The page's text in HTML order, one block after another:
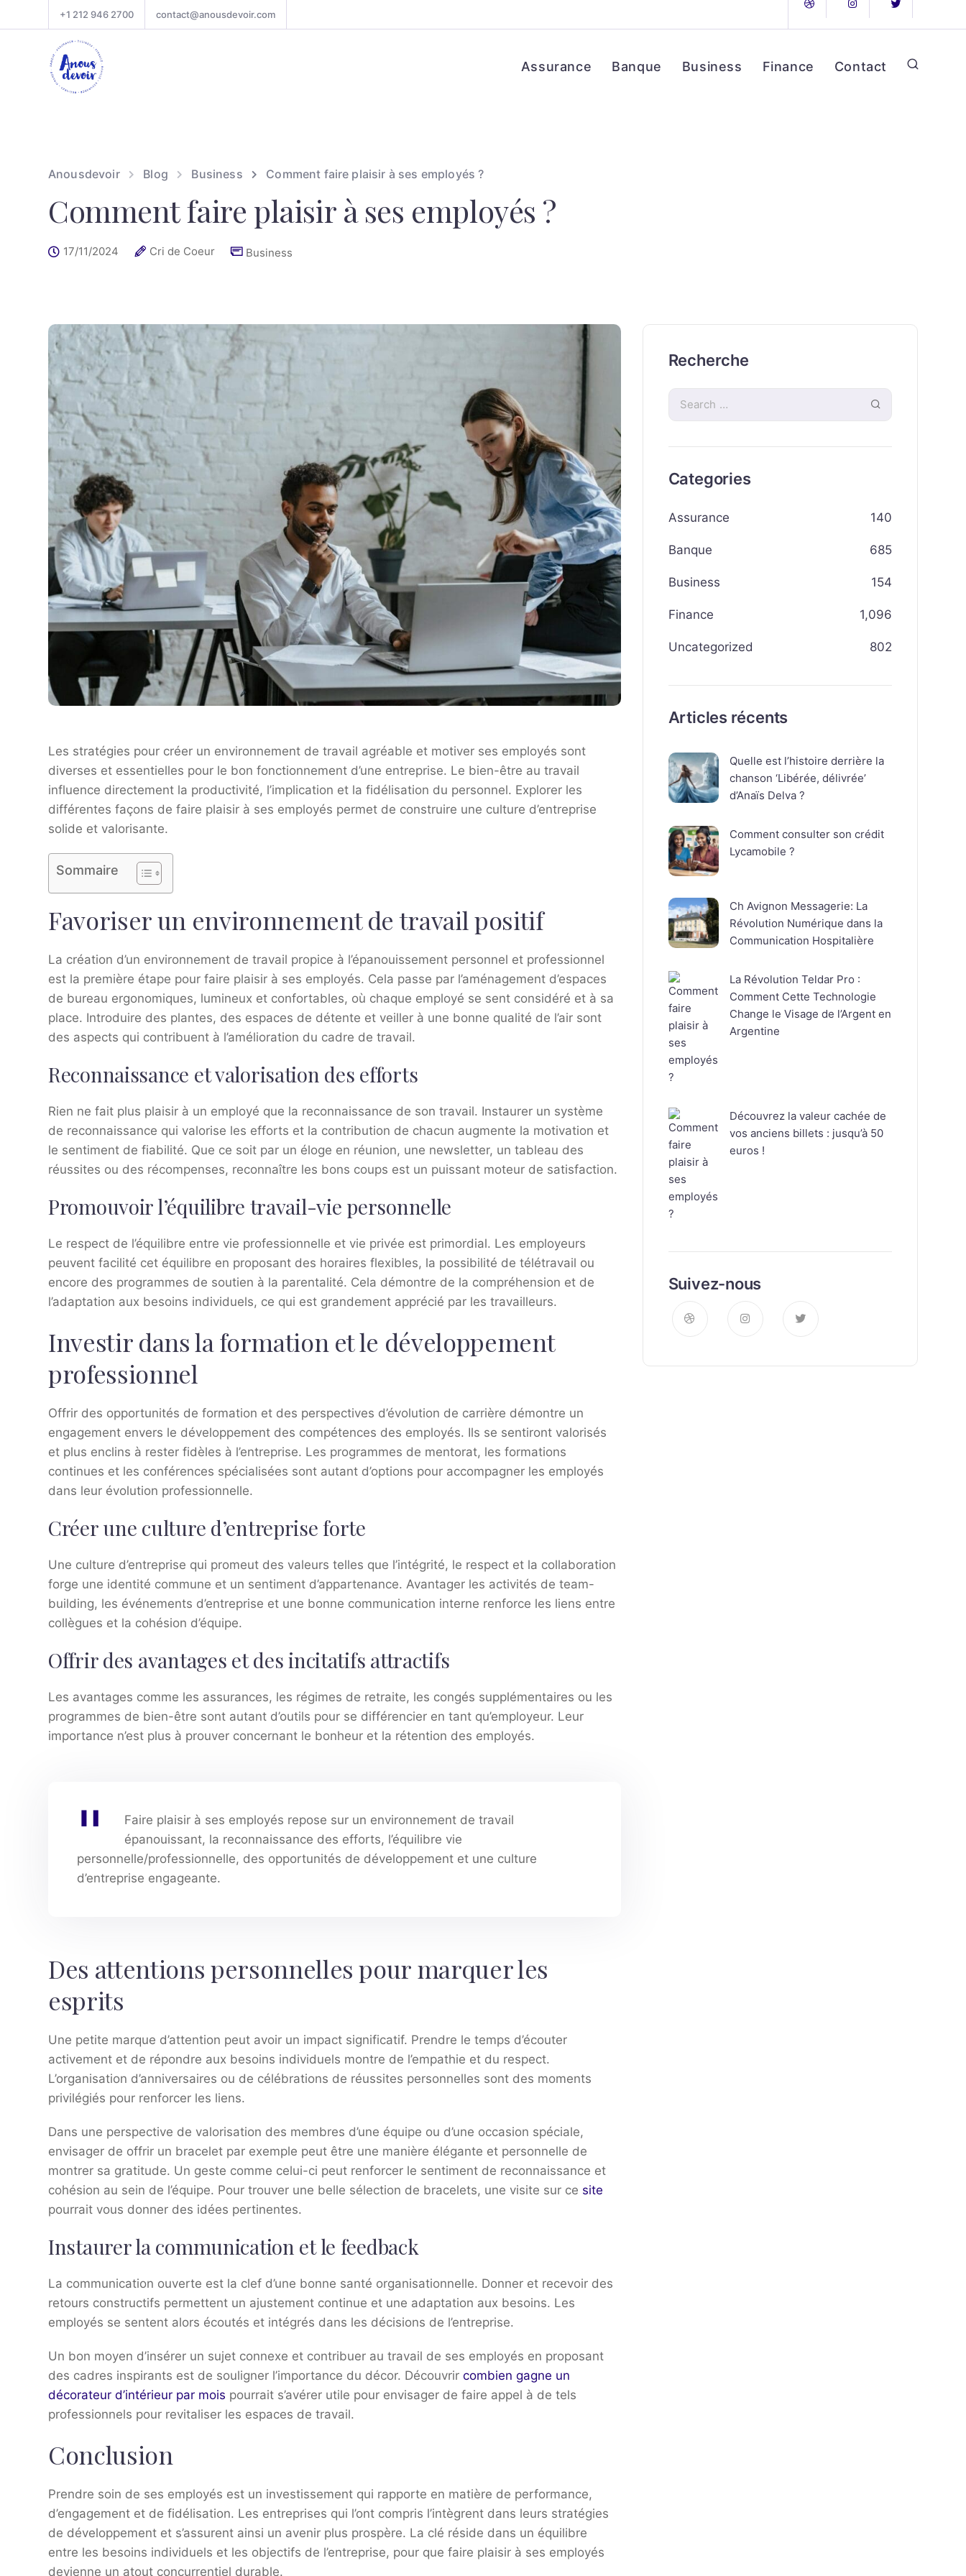
+1 212 946 2700 contact@anousdevoir.com
Assurance Banque Business Finance Contact
Anousdevoir Blog Business Comment faire plaisir à ses employés ?
Comment faire plaisir à ses employés ?
17/11/2024 Cri de Coeur Business
Les stratégies pour créer un environnement de travail agréable et motiver ses employés sont
diverses et essentielles pour le bon fonctionnement d’une entreprise. Le bien-être au travail
influence directement la productivité, l’implication et la fidélisation du personnel. Explorer les
différentes façons de faire plaisir à ses employés permet de construire une culture d’entreprise
solide et valorisante.
Sommaire
Favoriser un environnement de travail positif
La création d’un environnement de travail propice à l’épanouissement personnel et professionnel
est la première étape pour faire plaisir à ses employés. Cela passe par l’aménagement d’espaces
de bureau ergonomiques, lumineux et confortables, où chaque employé se sent considéré et à sa
place. Introduire des plantes, des espaces de détente et veiller à une bonne qualité de l’air sont
des aspects qui contribuent à l’amélioration du cadre de travail.
Reconnaissance et valorisation des efforts
Rien ne fait plus plaisir à un employé que la reconnaissance de son travail. Instaurer un système
de reconnaissance qui valorise les efforts et la contribution de chacun augmente la motivation et
le sentiment de fiabilité. Que ce soit par un éloge en réunion, une newsletter, un tableau des
réussites ou des récompenses, reconnaître les bons coups est un puissant moteur de satisfaction.
Promouvoir l’équilibre travail-vie personnelle
Le respect de l’équilibre entre vie professionnelle et vie privée est primordial. Les employeurs
peuvent facilité cet équilibre en proposant des horaires flexibles, la possibilité de télétravail ou
encore des programmes de soutien à la parentalité. Cela démontre de la compréhension et de
l’adaptation aux besoins individuels, ce qui est grandement apprécié par les travailleurs.
Investir dans la formation et le développement
professionnel
Offrir des opportunités de formation et des perspectives d’évolution de carrière démontre un
engagement envers le développement des compétences des employés. Ils se sentiront valorisés
et plus enclins à rester fidèles à l’entreprise. Les programmes de mentorat, les formations
continues et les conférences spécialisées sont autant d’options pour accompagner les employés
dans leur évolution professionnelle.
Créer une culture d’entreprise forte
Une culture d’entreprise qui promeut des valeurs telles que l’intégrité, le respect et la collaboration
forge une identité commune et un sentiment d’appartenance. Avantager les activités de team-
building, les événements d’entreprise et une bonne communication interne renforce les liens entre
collègues et la cohésion d’équipe.
Offrir des avantages et des incitatifs attractifs
Les avantages comme les assurances, les régimes de retraite, les congés supplémentaires ou les
programmes de bien-être sont autant d’outils pour se différencier en tant qu’employeur. Leur
importance n’est plus à prouver concernant le bonheur et la rétention des employés.
Faire plaisir à ses employés repose sur un environnement de travail
épanouissant, la reconnaissance des efforts, l’équilibre vie
personnelle/professionnelle, des opportunités de développement et une culture
d’entreprise engageante.
Des attentions personnelles pour marquer les
esprits
Une petite marque d’attention peut avoir un impact significatif. Prendre le temps d’écouter
activement et de répondre aux besoins individuels montre de l’empathie et du respect.
L’organisation d’anniversaires ou de célébrations de réussites personnelles sont des moments
privilégiés pour renforcer les liens.
Dans une perspective de valorisation des membres d’une équipe ou d’une occasion spéciale,
envisager de offrir un bracelet par exemple peut être une manière élégante et personnelle de
montrer sa gratitude. Un geste comme celui-ci peut renforcer le sentiment de reconnaissance et
cohésion au sein de l’équipe. Pour trouver une belle sélection de bracelets, une visite sur ce site
pourrait vous donner des idées pertinentes.
Instaurer la communication et le feedback
La communication ouverte est la clef d’une bonne santé organisationnelle. Donner et recevoir des
retours constructifs permettent un ajustement continue et une adaptation aux besoins. Les
employés se sentent alors écoutés et intégrés dans les décisions de l’entreprise.
Un bon moyen d’insérer un sujet connexe et contribuer au travail de ses employés en proposant
des cadres inspirants est de souligner l’importance du décor. Découvrir combien gagne un
décorateur d’intérieur par mois pourrait s’avérer utile pour envisager de faire appel à de tels
professionnels pour revitaliser les espaces de travail.
Conclusion
Prendre soin de ses employés est un investissement qui rapporte en matière de performance,
d’engagement et de fidélisation. Les entreprises qui l’ont compris l’intègrent dans leurs stratégies
de développement et s’assurent ainsi un avenir plus prospère. La clé réside dans un équilibre
entre les besoins individuels et les objectifs de l’entreprise, pour que faire plaisir à ses employés
devienne un atout concurrentiel durable.
Recherche
Categories
Assurance 140
Banque 685
Business 154
Finance 1,096
Uncategorized 802
Articles récents
Quelle est l’histoire derrière la
chanson ‘Libérée, délivrée’
d’Anaïs Delva ?
Comment consulter son crédit
Lycamobile ?
Ch Avignon Messagerie: La
Révolution Numérique dans la
Communication Hospitalière
La Révolution Teldar Pro :
Comment Cette Technologie
Change le Visage de l’Argent en
Argentine
Découvrez la valeur cachée de
vos anciens billets : jusqu’à 50
euros !
Suivez-nous